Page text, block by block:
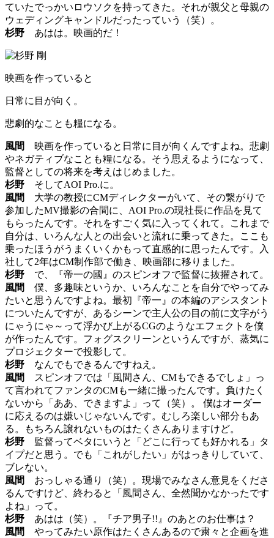
ていたでっかいロウソクを持ってきた。それが親父と母親の
ウェディングキャンドルだったっていう（笑）。
杉野 あはは。映画的だ！
映画を作っていると
日常に目が向く。
悲劇的なことも糧になる。
風間
映画を作っていると日常に目が向くんですよね。悲劇
やネガティブなことも糧になる。そう思えるようになって、
監督としての将来を考えはじめました。
杉野 そしてAOI Pro.に。
風間
大学の教授にCMディレクターがいて、その繋がりで
参加したMV撮影の合間に、AOI Pro.の現社長に作品を見て
もらったんです。それをすごく気に入ってくれて。これまで
自分は、いろんな人との出会いと流れに乗ってきた。ここも
乗ったほうがうまくいくかもって直感的に思ったんです。入
社して2年はCM制作部で働き、映画部に移りました。
杉野 で、『帝一の國』のスピンオフで監督に抜擢されて。
風間
僕、多趣味というか、いろんなことを自分でやってみ
たいと思うんですよね。最初『帝一』の本編のアシスタント
についたんですが、あるシーンで主人公の目の前に文字がう
にゃうにゃ～って浮かび上がるCGのようなエフェクトを僕
が作ったんです。フォグスクリーンというんですが、蒸気に
プロジェクターで投影して。
杉野 なんでもできるんですねえ。
風間
スピンオフでは「風間さん、CMもできるでしょ」っ
て言われてファンタのCMも一緒に撮ったんです。負けたく
ないから「ああ、できますよ」って（笑）。 僕はオーダー
に応えるのは嫌いじゃないんです。むしろ楽しい部分もあ
る。もちろん譲れないものはたくさんありますけど。
杉野 監督ってベタにいうと「どこに行っても好かれる」タ
イプだと思う。でも「これがしたい」がはっきりしていて、
ブレない。
風間
おっしゃる通り（笑）。現場でみなさん意見をくださ
るんですけど、終わると「風間さん、全然聞かなかったです
よね」って。
杉野 あはは（笑）。『チア男子!!』のあとのお仕事は？
風間
やってみたい原作はたくさんあるので粛々と企画を進